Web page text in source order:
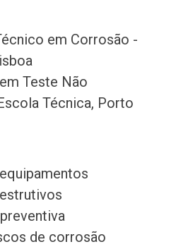
em Corrosão -
Teste Não
Técnica, Porto
de corrosão